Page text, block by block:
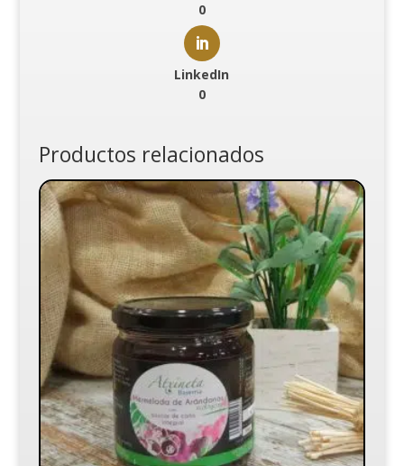
0
LinkedIn
0
Productos relacionados